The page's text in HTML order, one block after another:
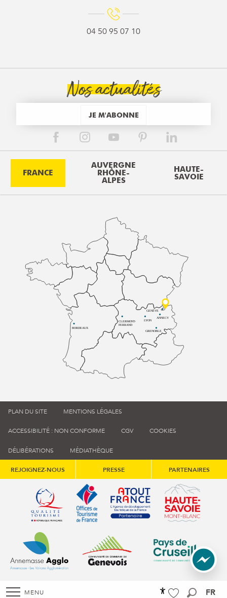
MENU
FR
04 50 95 07 10
Nos actualités
JE M'ABONNE
FRANCE
AUVERGNE
RHÔNE-
ALPES
HAUTE-
SAVOIE
BORDEAUX
CLERMONT-
FERRAND
LYON
ANNECY
GRENOBLE
GENÈVE
PLAN DU SITE MENTIONS LÉGALES
ACCESSIBILITÉ : NON CONFORME CGV COOKIES
DÉLIBÉRATIONS MÉDIATHÈQUE
REJOIGNEZ-NOUS PRESSE PARTENAIRES
Qualité tourisme (s'ouvre dans une nouvelle fenêtre)
Office de tourisme de France (s'ouvre
Atout France (s'ouvre dans
Annemasse Agglo (s'ouvre dans une nouvelle fenêtre)
Communauté de communes du
Communauté de